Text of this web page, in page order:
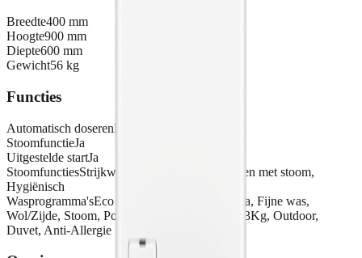
Breedte400 mm
Hoogte900 mm
Diepte600 mm
Gewicht56 kg
Functies
Automatisch doserenNee
StoomfunctieJa
Uitgestelde startJa
StoomfunctiesStrijkwerk verminderen, Opfrissen met stoom,
Hygiënisch
Wasprogramma'sEco 40-60, Katoen, Synthetica, Fijne was,
Wol/Zijde, Stoom, Powerclean 59Min, 20Min 3Kg, Outdoor,
Duvet, Anti-Allergie